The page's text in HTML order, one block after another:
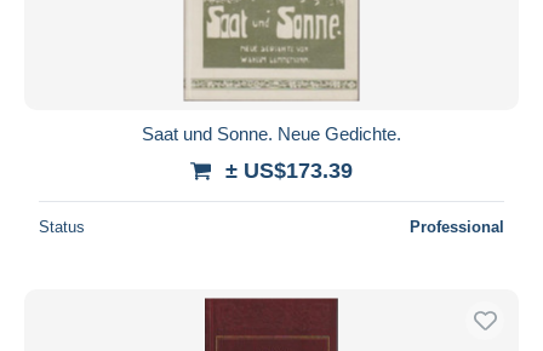
Saat und Sonne. Neue Gedichte.
± US$173.39
Status Professional